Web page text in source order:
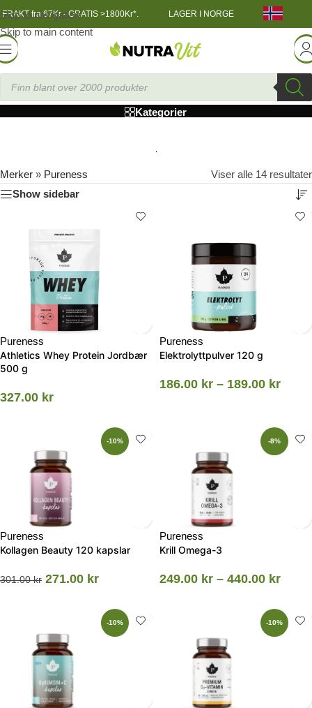
Skip to navigation
Skip to main content
FRAKT fra 67Kr - GRATIS >1800Kr*. LAGER I NORGE
Pureness
Kategorier
Merker » Pureness
Viser alle 14 resultater
Show sidebar
Pureness
Athletics Whey Protein Jordbær
500 g
327.00 kr
Pureness
Elektrolyttpulver 120 g
186.00 kr – 189.00 kr
-10%
Pureness
Kollagen Beauty 120 kapslar
301.00kr 271.00 kr
-8%
Pureness
Krill Omega-3
249.00 kr – 440.00 kr
-10% -10%